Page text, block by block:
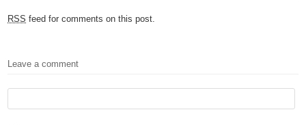
RSS feed for comments on this post.
Leave a comment